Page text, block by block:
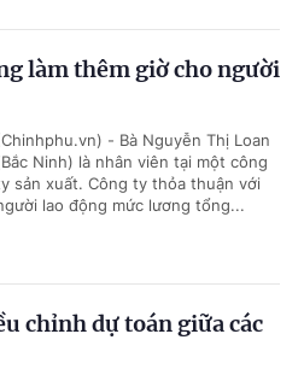
làm thêm giờ cho người
- Bà Nguyễn Thị Loan
Ninh) là nhân viên tại một công
sản xuất. Công ty thỏa thuận với
lao động mức lương tổng...
chỉnh dự toán giữa các